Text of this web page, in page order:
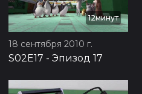
12минут
18 сентября 2010 г.
S02E17 - Эпизод 17